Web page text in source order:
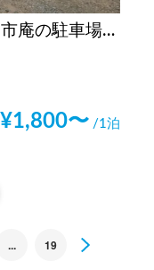
ＢＢＱ出来るホームステイ寅市庵の駐車場（太陽被服駐車場）
¥1,800〜 /1泊
... 19